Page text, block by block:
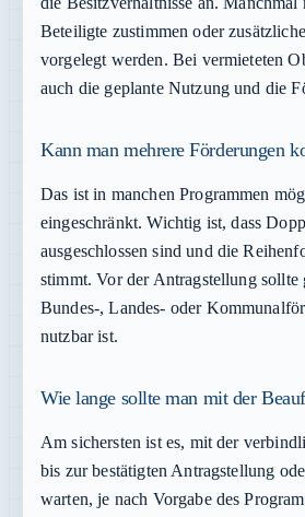
Beteiligte zustimmen oder
vorgelegt werden. Bei vermieteten
auch die geplante Nutzung und die
Kann man mehrere Förderungen
Das ist in manchen Programmen
eingeschränkt. Wichtig ist, dass
ausgeschlossen sind und die
stimmt. Vor der Antragstellung sollte
Bundes-, Landes- oder
nutzbar ist.
Wie lange sollte man mit der
Am sichersten ist es, mit der
bis zur bestätigten Antragstellung
warten, je nach Vorgabe des